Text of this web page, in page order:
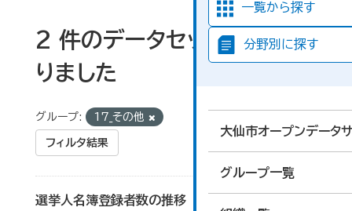
一覧から探す
分野別に探す
大仙市オープンデータ
グループ一覧
2 件のデータセットが見つか
りました
グループ: 17_その他
フィルタ結果
選挙人名簿登録者数の推移